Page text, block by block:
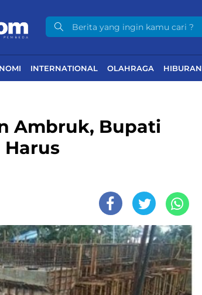
INTERNATIONAL OLAHRAGA HIBURAN
Ambruk, Bupati
Harus